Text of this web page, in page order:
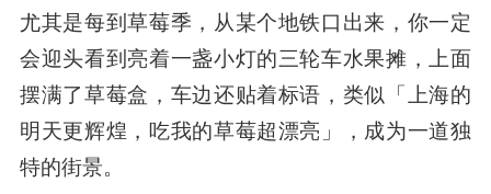
尤其是每到草莓季，从某个地铁口出来，你一定
会迎头看到亮着一盏小灯的三轮车水果摊，上面
摆满了草莓盒，车边还贴着标语，类似「上海的
明天更辉煌，吃我的草莓超漂亮」，成为一道独
特的街景。